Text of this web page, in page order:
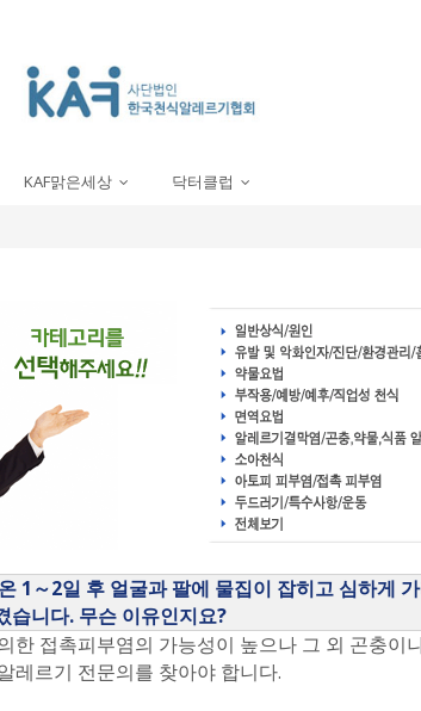
KAF맑은세상 닥터클럽
1～2일 후 얼굴과 팔에 물집이 잡히고 심하게
습니다. 무슨 이유인지요?
한 접촉피부염의 가능성이 높으나 그 외 곤충이
레르기 전문의를 찾아야 합니다.